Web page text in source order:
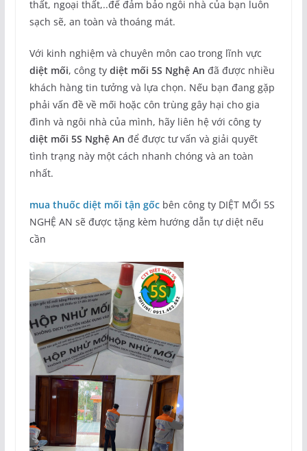
thất, ngoại thất,..để đảm bảo ngôi nhà của bạn luôn
sạch sẽ, an toàn và thoáng mát.
Với kinh nghiệm và chuyên môn cao trong lĩnh vực
diệt mối, công ty diệt mối 5S Nghệ An đã được nhiều
khách hàng tin tưởng và lựa chọn. Nếu bạn đang gặp
phải vấn đề về mối hoặc côn trùng gây hại cho gia
đình và ngôi nhà của mình, hãy liên hệ với công ty
diệt mối 5S Nghệ An để được tư vấn và giải quyết
tình trạng này một cách nhanh chóng và an toàn
nhất.
mua thuốc diệt mối tận gốcbên công ty DIỆT MỐI 5S
NGHỆ AN sẽ được tặng kèm hướng dẫn tự diệt nếu
cần